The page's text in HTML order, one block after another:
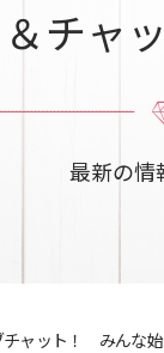
チャ
最新の情
チャット！ みんな